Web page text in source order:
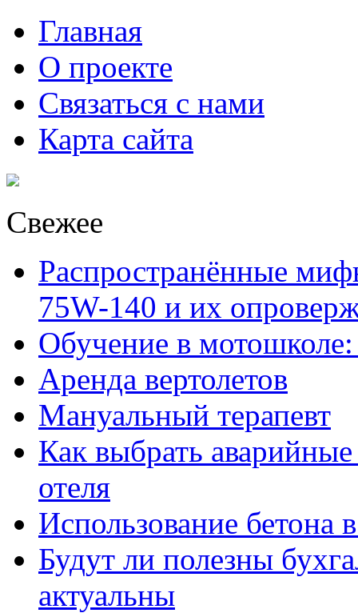
Главная
О проекте
Связаться с нами
Карта сайта
Свежее
Распространённые
75W-140 и их
Обучение в
Аренда вертолетов
Мануальный терапевт
Как выбрать
отеля
Использование бетона
Будут ли полезны
актуальны